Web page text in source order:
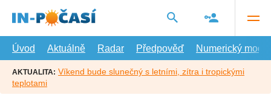
hlavní
Úvod
Aktuálně Radar Předpověď Numerický model
AKTUALITA: Víkend bude slunečný s letními, zítra i tropickými
teplotami